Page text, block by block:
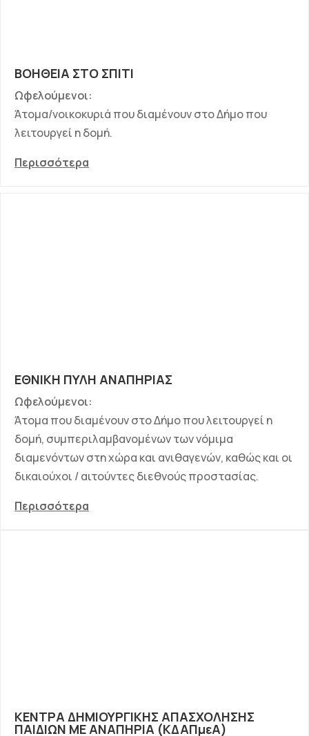
ΒΟΗΘΕΙΑ ΣΤΟ ΣΠΙΤΙ
Ωφελούμενοι:
Άτομα/νοικοκυριά που διαμένουν στο Δήμο που
λειτουργεί η δομή.
Περισσότερα
ΕΘΝΙΚΗ ΠΥΛΗ ΑΝΑΠΗΡΙΑΣ
Ωφελούμενοι:
Άτομα που διαμένουν στο Δήμο που λειτουργεί η
δομή, συμπεριλαμβανομένων των νόμιμα
διαμενόντων στη χώρα και ανιθαγενών, καθώς και οι
δικαιούχοι / αιτούντες διεθνούς προστασίας.
Περισσότερα
ΚΕΝΤΡΑ ΔΗΜΙΟΥΡΓΙΚΗΣ ΑΠΑΣΧΟΛΗΣΗΣ
ΠΑΙΔΙΩΝ ΜΕ ΑΝΑΠΗΡΙΑ (ΚΔΑΠμεΑ)